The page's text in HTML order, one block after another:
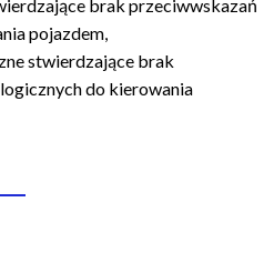
brak przeciwwskazań
pojazdem,
stwierdzające brak
do kierowania